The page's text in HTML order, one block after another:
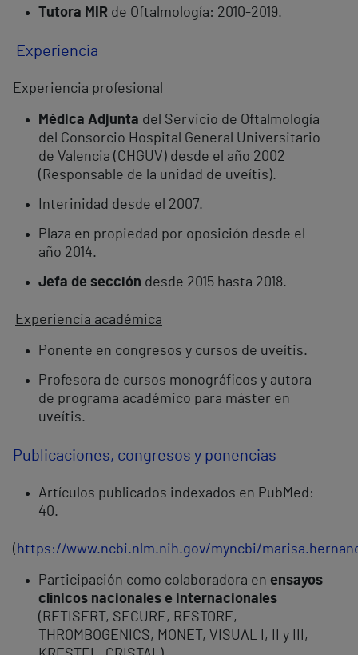
Tutora MIR de Oftalmología: 2010-2019.
Experiencia
Experiencia profesional
Médica Adjunta del Servicio de Oftalmología
del Consorcio Hospital General Universitario
de Valencia (CHGUV) desde el año 2002
(Responsable de la unidad de uveítis).
Interinidad desde el 2007.
Plaza en propiedad por oposición desde el
año 2014.
Jefa de sección desde 2015 hasta 2018.
Experiencia académica
Ponente en congresos y cursos de uveítis.
Profesora de cursos monográficos y autora
de programa académico para máster en
uveítis.
Publicaciones, congresos y ponencias
Artículos publicados indexados en PubMed:
40.
( https://www.ncbi.nlm.nih.gov/myncbi/
Participación como colaboradora en ensayos
clínicos nacionales e internacionales
(RETISERT, SECURE, RESTORE,
THROMBOGENICS, MONET, VISUAL I, II y III,